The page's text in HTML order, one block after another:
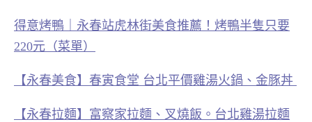
得意烤鴨｜永春站虎林街美食推薦！烤鴨半隻只要
220元（菜單）
【永春美食】春寅食堂 台北平價雞湯火鍋、金豚丼
【永春拉麵】富察家拉麵、叉燒飯。台北雞湯拉麵